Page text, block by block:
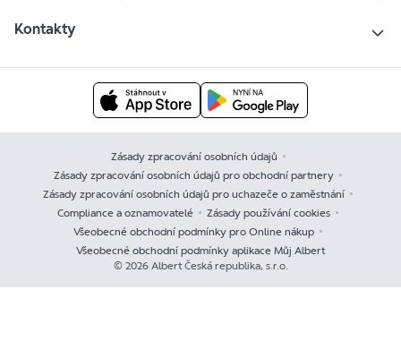
Kontakty
Zásady zpracování osobních údajů
Zásady zpracování osobních údajů pro obchodní partnery
Zásady zpracování osobních údajů pro uchazeče o zaměstnání
Compliance a oznamovatelé
Zásady používání cookies
Všeobecné obchodní podmínky pro Online nákup
Všeobecné obchodní podmínky aplikace Můj Albert
© 2026 Albert Česká republika, s.r.o.